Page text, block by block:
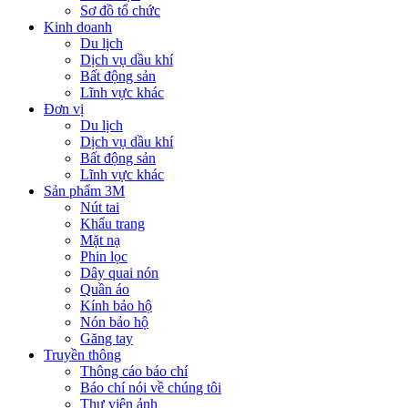
Sơ đồ tổ chức
Kinh doanh
Du lịch
Dịch vụ dầu khí
Bất động sản
Lĩnh vực khác
Đơn vị
Du lịch
Dịch vụ dầu khí
Bất động sản
Lĩnh vực khác
Sản phẩm 3M
Nút tai
Khẩu trang
Mặt nạ
Phin lọc
Dây quai nón
Quần áo
Kính bảo hộ
Nón bảo hộ
Găng tay
Truyền thông
Thông cáo báo chí
Báo chí nói về chúng tôi
Thư viện ảnh